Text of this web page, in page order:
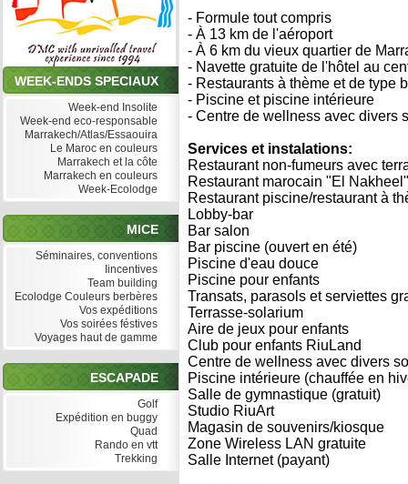
WEEK-ENDS SPECIAUX
Week-end Insolite
Week-end eco-responsable
Marrakech/Atlas/Essaouira
Le Maroc en couleurs
Marrakech et la côte
Marrakech en couleurs
Week-Ecolodge
MICE
Séminaires, conventions
Iincentives
Team building
Ecolodge Couleurs berbères
Vos expéditions
Vos soirées féstives
Voyages haut de gamme
ESCAPADE
Golf
Expédition en buggy
Quad
Rando en vtt
Trekking
- Formule tout compris
- À 13 km de l'aéroport
- À 6 km du vieux quartier de
- Navette gratuite de l'hôtel au
- Restaurants à thème et de type
- Piscine et piscine intérieure
- Centre de wellness avec divers
Services et instalations:
Restaurant non-fumeurs avec
Restaurant marocain "El
Restaurant piscine/restaurant à
Lobby-bar
Bar salon
Bar piscine (ouvert en été)
Piscine d'eau douce
Piscine pour enfants
Transats, parasols et serviettes
Terrasse-solarium
Aire de jeux pour enfants
Club pour enfants RiuLand
Centre de wellness avec divers
Piscine intérieure (chauffée en
Salle de gymnastique (gratuit)
Studio RiuArt
Magasin de souvenirs/kiosque
Zone Wireless LAN gratuite
Salle Internet (payant)